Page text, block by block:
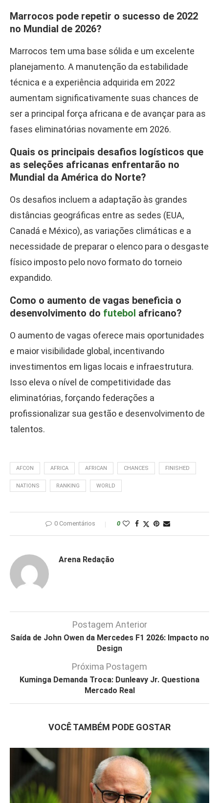
Marrocos pode repetir o sucesso de 2022
no Mundial de 2026?
Marrocos tem uma base sólida e um excelente
planejamento. A manutenção da estabilidade
técnica e a experiência adquirida em 2022
aumentam significativamente suas chances de
ser a principal força africana e de avançar para as
fases eliminatórias novamente em 2026.
Quais os principais desafios logísticos que
as seleções africanas enfrentarão no
Mundial da América do Norte?
Os desafios incluem a adaptação às grandes
distâncias geográficas entre as sedes (EUA,
Canadá e México), as variações climáticas e a
necessidade de preparar o elenco para o desgaste
físico imposto pelo novo formato do torneio
expandido.
Como o aumento de vagas beneficia o
desenvolvimento do futebol africano?
O aumento de vagas oferece mais oportunidades
e maior visibilidade global, incentivando
investimentos em ligas locais e infraestrutura.
Isso eleva o nível de competitividade das
eliminatórias, forçando federações a
profissionalizar sua gestão e desenvolvimento de
talentos.
AFCON AFRICA AFRICAN CHANCES FINISHED
NATIONS RANKING WORLD
0 Comentários 0
Arena Redação
Postagem Anterior
Saída de John Owen da Mercedes F1 2026: Impacto no
Design
Próxima Postagem
Kuminga Demanda Troca: Dunleavy Jr. Questiona
Mercado Real
VOCÊ TAMBÉM PODE GOSTAR